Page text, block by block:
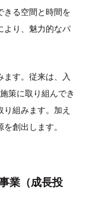
きる空間と時間を
より、魅力的なパ
す。従来は、入
策に取り組んでき
組みます。加え
創出します。
業（成長投